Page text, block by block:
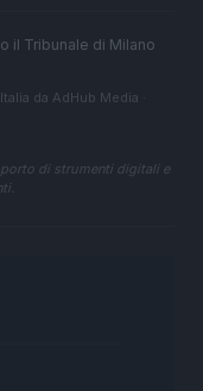
il Tribunale di Milano
da AdHub Media
di strumenti digitali e